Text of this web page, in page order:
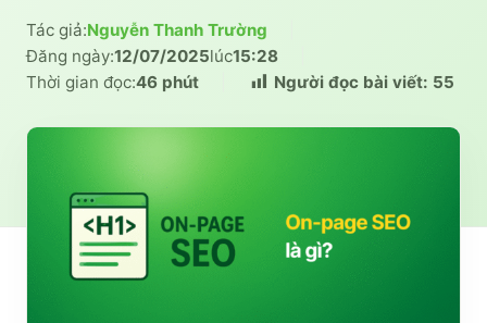
Tác giả:Nguyễn Thanh Trường
Đăng ngày:12/07/2025lúc15:28
Thời gian đọc:46 phút Người đọc bài viết: 55